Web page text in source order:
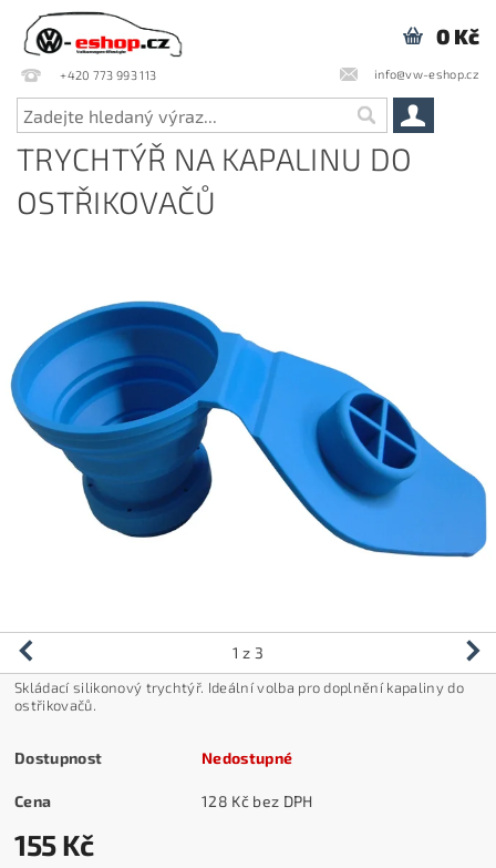
+420 773 993 113 info@vw-eshop.cz
0 Kč
TRYCHTÝŘ NA KAPALINU DO
OSTŘIKOVAČŮ
1 z 3
Skládací silikonový trychtýř. Ideální volba pro doplnění kapaliny do
ostřikovačů.
Dostupnost Nedostupné
Cena 128 Kč bez DPH
155 Kč